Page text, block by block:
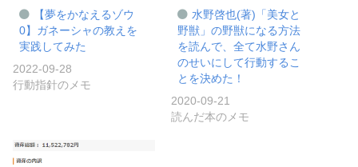
【夢をかなえるゾウ
0】ガネーシャの教えを
実践してみた
2022-09-28
行動指針のメモ
水野啓也(著)「美女と
野獣」の野獣になる方法
を読んで、全て水野さん
のせいにして行動するこ
とを決めた！
2020-09-21
読んだ本のメモ